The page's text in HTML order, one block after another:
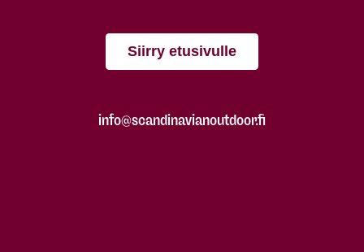
Siirry etusivulle
info@scandinavianoutdoor.fi